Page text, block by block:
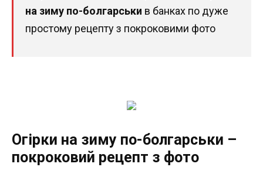
на зиму по-болгарськи в банках по дуже
простому рецепту з покроковими фото
Огірки на зиму по-болгарськи –
покроковий рецепт з фото